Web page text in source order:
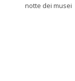
notte dei musei